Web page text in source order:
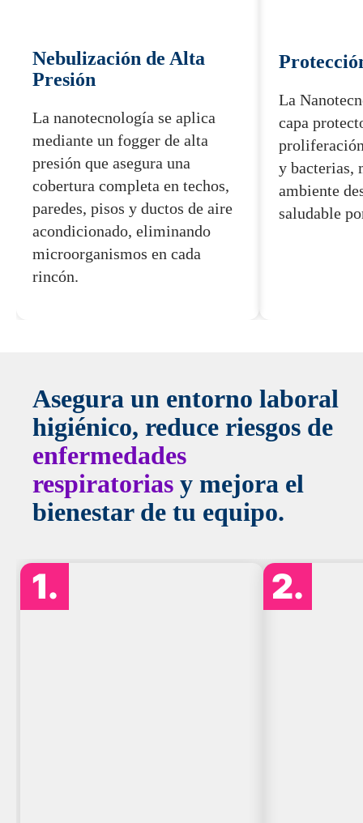
Nebulización de Alta
Presión
La nanotecnología se aplica
mediante un fogger de alta
presión que asegura una
cobertura completa en techos,
paredes, pisos y ductos de aire
acondicionado, eliminando
microorganismos en cada
rincón.
La
capa
y bacterias,
ambiente
saludable
Asegura un entorno laboral
higiénico, reduce riesgos de
enfermedades
respiratorias y mejora el
bienestar de tu equipo.
1. 2.